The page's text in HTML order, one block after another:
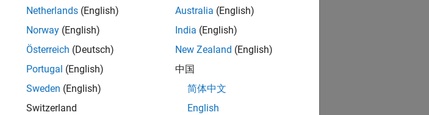
Netherlands (English)
Norway (English)
Österreich (Deutsch)
Portugal (English)
Sweden (English)
Switzerland
Australia (English)
India (English)
New Zealand (English)
中国
简体中文
English